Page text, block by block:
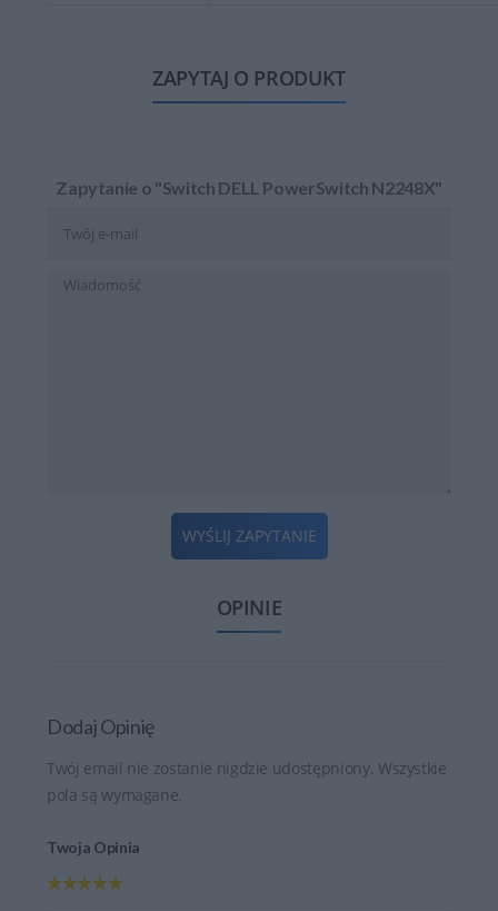
ZAPYTAJ O PRODUKT
Zapytanie o "Switch DELL PowerSwitch N2248X"
WYŚLIJ ZAPYTANIE
OPINIE
Dodaj Opinię
Twój email nie zostanie nigdzie udostępniony. Wszystkie
pola są wymagane.
Twoja Opinia